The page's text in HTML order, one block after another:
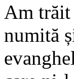
Am trăit
numită